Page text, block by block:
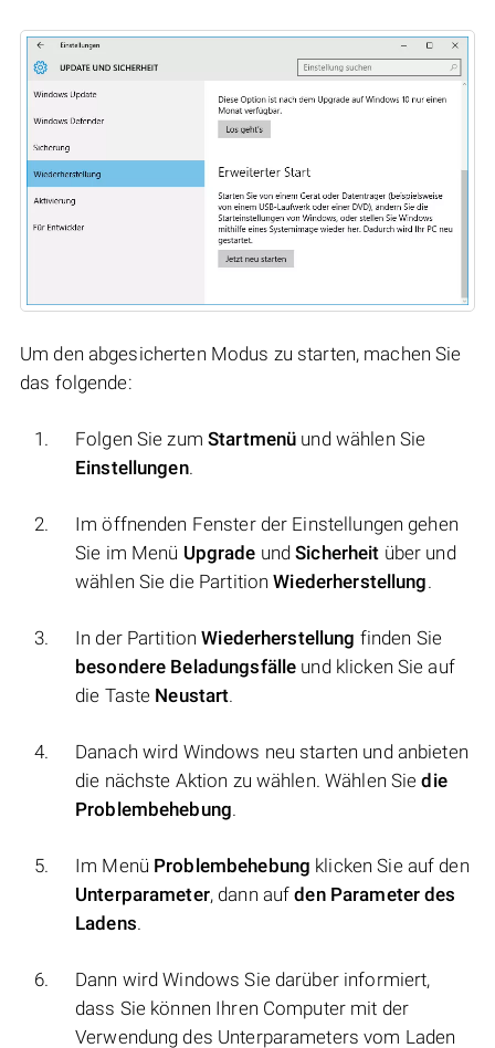
Um den abgesicherten Modus zu starten, machen Sie
das folgende:
Folgen Sie zum Startmenü und wählen Sie
Einstellungen.
Im öffnenden Fenster der Einstellungen gehen
Sie im Menü Upgrade undSicherheit über und
wählen Sie die PartitionWiederherstellung.
In der PartitionWiederherstellung finden Sie
besondere Beladungsfälle und klicken Sie auf
die Taste Neustart.
Danach wird Windows neu starten und anbieten
die nächste Aktion zu wählen. Wählen Siedie
Problembehebung.
Im Menü Problembehebung klicken Sie auf den
Unterparameter, dann aufden Parameter des
Ladens.
Dann wird Windows Sie darüber informiert,
dass Sie können Ihren Computer mit der
Verwendung des Unterparameters vom Laden